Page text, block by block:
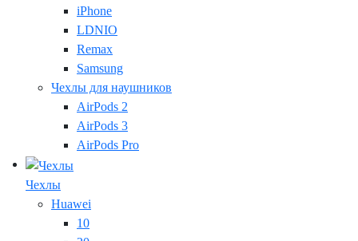
iPhone
LDNIO
Remax
Samsung
Чехлы для наушников
AirPods 2
AirPods 3
AirPods Pro
Чехлы
Huawei
10